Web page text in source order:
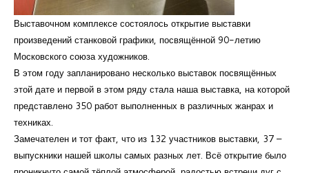
Выставочном комплексе состоялось открытие выставки
произведений станковой графики, посвящённой 90-летию
Московского союза художников.
В этом году запланировано несколько выставок посвящённых
этой дате и первой в этом ряду стала наша выставка, на которой
представлено 350 работ выполненных в различных жанрах и
техниках.
Замечателен и тот факт, что из 132 участников выставки, 37 –
выпускники нашей школы самых разных лет. Всё открытие было